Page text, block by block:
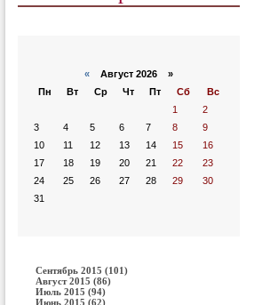
« Август 2026 »
Пн
Вт Ср Чт Пт Сб
Вс
1
2
3
4 5 6 7 8
9
10
11 12 13 14 15
16
17
18 19 20 21 22
23
24
25 26 27 28 29
30
31
Сентябрь 2015 (101)
Август 2015 (86)
Июль 2015 (94)
Июнь 2015 (62)